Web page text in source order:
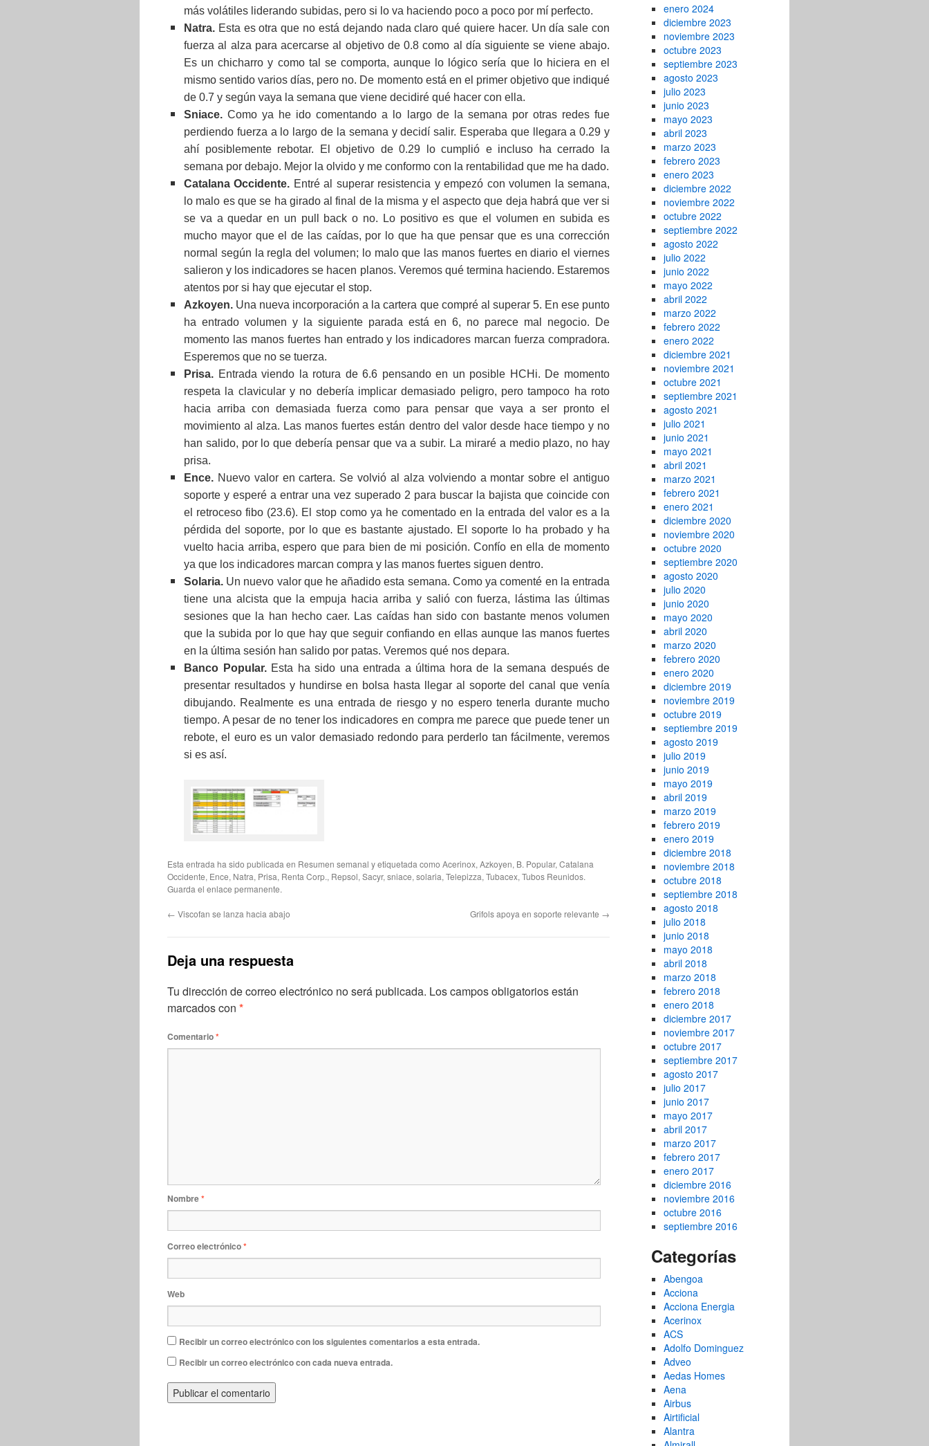
más volátiles liderando subidas, pero si lo va haciendo poco a poco por mí perfecto.
Natra. Esta es otra que no está dejando nada claro qué quiere hacer. Un día sale con
fuerza al alza para acercarse al objetivo de 0.8 como al día siguiente se viene abajo.
Es un chicharro y como tal se comporta, aunque lo lógico sería que lo hiciera en el
mismo sentido varios días, pero no. De momento está en el primer objetivo que indiqué
de 0.7 y según vaya la semana que viene decidiré qué hacer con ella.
Sniace. Como ya he ido comentando a lo largo de la semana por otras redes fue
perdiendo fuerza a lo largo de la semana y decidí salir. Esperaba que llegara a 0.29 y
ahí posiblemente rebotar. El objetivo de 0.29 lo cumplió e incluso ha cerrado la
semana por debajo. Mejor la olvido y me conformo con la rentabilidad que me ha dado.
Catalana Occidente. Entré al superar resistencia y empezó con volumen la semana,
lo malo es que se ha girado al final de la misma y el aspecto que deja habrá que ver si
se va a quedar en un pull back o no. Lo positivo es que el volumen en subida es
mucho mayor que el de las caídas, por lo que ha que pensar que es una corrección
normal según la regla del volumen; lo malo que las manos fuertes en diario el viernes
salieron y los indicadores se hacen planos. Veremos qué termina haciendo. Estaremos
atentos por si hay que ejecutar el stop.
Azkoyen. Una nueva incorporación a la cartera que compré al superar 5. En ese punto
ha entrado volumen y la siguiente parada está en 6, no parece mal negocio. De
momento las manos fuertes han entrado y los indicadores marcan fuerza compradora.
Esperemos que no se tuerza.
Prisa. Entrada viendo la rotura de 6.6 pensando en un posible HCHi. De momento
respeta la clavicular y no debería implicar demasiado peligro, pero tampoco ha roto
hacia arriba con demasiada fuerza como para pensar que vaya a ser pronto el
movimiento al alza. Las manos fuertes están dentro del valor desde hace tiempo y no
han salido, por lo que debería pensar que va a subir. La miraré a medio plazo, no hay
prisa.
Ence. Nuevo valor en cartera. Se volvió al alza volviendo a montar sobre el antiguo
soporte y esperé a entrar una vez superado 2 para buscar la bajista que coincide con
el retroceso fibo (23.6). El stop como ya he comentado en la entrada del valor es a la
pérdida del soporte, por lo que es bastante ajustado. El soporte lo ha probado y ha
vuelto hacia arriba, espero que para bien de mi posición. Confío en ella de momento
ya que los indicadores marcan compra y las manos fuertes siguen dentro.
Solaria. Un nuevo valor que he añadido esta semana. Como ya comenté en la entrada
tiene una alcista que la empuja hacia arriba y salió con fuerza, lástima las últimas
sesiones que la han hecho caer. Las caídas han sido con bastante menos volumen
que la subida por lo que hay que seguir confiando en ellas aunque las manos fuertes
en la última sesión han salido por patas. Veremos qué nos depara.
Banco Popular.Esta ha sido una entrada a última hora de la semana después de
presentar resultados y hundirse en bolsa hasta llegar al soporte del canal que venía
dibujando. Realmente es una entrada de riesgo y no espero tenerla durante mucho
tiempo. A pesar de no tener los indicadores en compra me parece que puede tener un
rebote, el euro es un valor demasiado redondo para perderlo tan fácilmente, veremos
si es así.
Esta entrada ha sido publicada en Resumen semanal y etiquetada como Acerinox,Azkoyen, B. Popular,Catalana
Occidente, Ence, Natra, Prisa, Renta Corp., Repsol,Sacyr,sniace,solaria,Telepizza,Tubacex,Tubos Reunidos.
Guarda el enlace permanente.
← Viscofan se lanza hacia abajo Grifols apoya en soporte relevante →
Deja una respuesta
Tu dirección de correo electrónico no será publicada. Los campos obligatorios están
marcados con *
Comentario*
Nombre*
Correo electrónico*
Web
Recibir un correo electrónico con los siguientes comentarios a esta entrada.
Recibir un correo electrónico con cada nueva entrada.
enero 2024
diciembre 2023
noviembre 2023
octubre 2023
septiembre 2023
agosto 2023
julio 2023
junio 2023
mayo 2023
abril 2023
marzo 2023
febrero 2023
enero 2023
diciembre 2022
noviembre 2022
octubre 2022
septiembre 2022
agosto 2022
julio 2022
junio 2022
mayo 2022
abril 2022
marzo 2022
febrero 2022
enero 2022
diciembre 2021
noviembre 2021
octubre 2021
septiembre 2021
agosto 2021
julio 2021
junio 2021
mayo 2021
abril 2021
marzo 2021
febrero 2021
enero 2021
diciembre 2020
noviembre 2020
octubre 2020
septiembre 2020
agosto 2020
julio 2020
junio 2020
mayo 2020
abril 2020
marzo 2020
febrero 2020
enero 2020
diciembre 2019
noviembre 2019
octubre 2019
septiembre 2019
agosto 2019
julio 2019
junio 2019
mayo 2019
abril 2019
marzo 2019
febrero 2019
enero 2019
diciembre 2018
noviembre 2018
octubre 2018
septiembre 2018
agosto 2018
julio 2018
junio 2018
mayo 2018
abril 2018
marzo 2018
febrero 2018
enero 2018
diciembre 2017
noviembre 2017
octubre 2017
septiembre 2017
agosto 2017
julio 2017
junio 2017
mayo 2017
abril 2017
marzo 2017
febrero 2017
enero 2017
diciembre 2016
noviembre 2016
octubre 2016
septiembre 2016
Categorías
Abengoa
Acciona
Acciona Energia
Acerinox
ACS
Adolfo Dominguez
Adveo
Aedas Homes
Aena
Airbus
Airtificial
Alantra